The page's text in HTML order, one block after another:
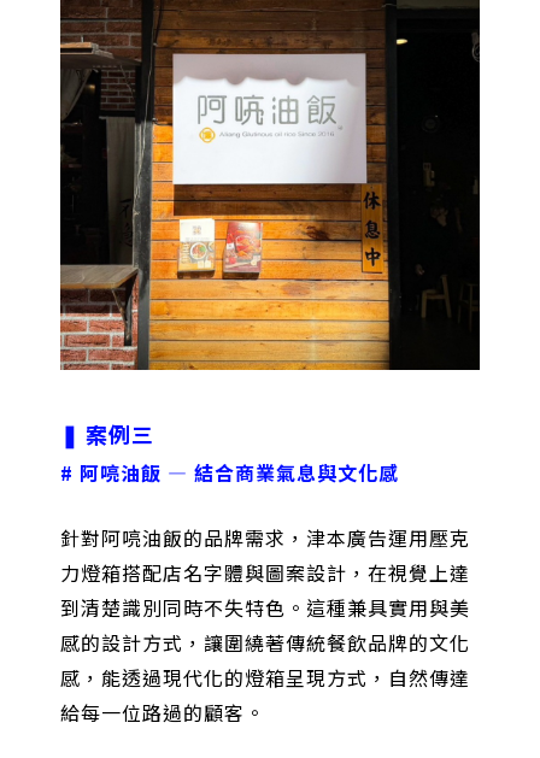
❚ 案例三
# 阿喨油飯 — 結合商業氣息與文化感
針對阿喨油飯的品牌需求，津本廣告運用壓克
力燈箱搭配店名字體與圖案設計，在視覺上達
到清楚識別同時不失特色。這種兼具實用與美
感的設計方式，讓圍繞著傳統餐飲品牌的文化
感，能透過現代化的燈箱呈現方式，自然傳達
給每一位路過的顧客。